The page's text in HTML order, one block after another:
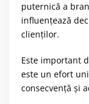
puternică a
influențează
clienților.
Este important
este un efort
consecvență și